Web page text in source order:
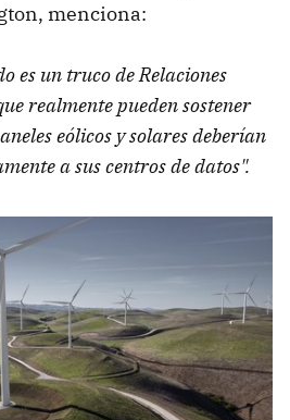
menciona:
es un truco de Relaciones
realmente pueden sostener
eólicos y solares deberían
a sus centros de datos".